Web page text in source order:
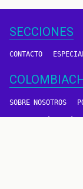
SECCIONES
CONTACTO
SOBRE NOSOTROS